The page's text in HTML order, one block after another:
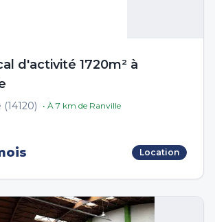
d'activité 1720m² à
(14120) • À 7 km de Ranville
Location